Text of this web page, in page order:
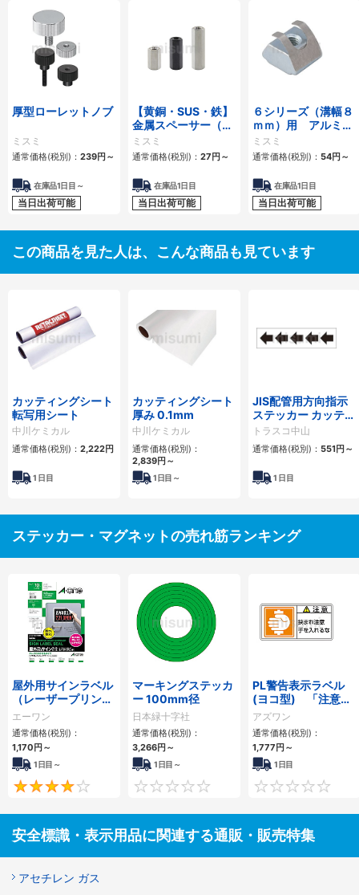
厚型ローレットノブ
ミスミ
通常価格(税別)： 239円 ～
在庫品1日目～
当日出荷可能
【黄銅・SUS・鉄】
金属スペーサー（小
径六角支柱） 両端め
ねじ
ミスミ
通常価格(税別)： 27円 ～
在庫品1日目
当日出荷可能
６シリーズ（溝幅８
ｍｍ）用 アルミフ
レーム用後入れ短め
ナット
ミスミ
通常価格(税別)： 54円 ～
在庫品1日目
当日出荷可能
この商品を見た人は、こんな商品も見ています
カッティングシート
転写用シート
中川ケミカル
通常価格(税別)： 2,222円
1 日目
カッティングシート
厚み 0.1mm
中川ケミカル
通常価格(税別)：
2,839円 ～
1日目～
JIS配管用方向指示
ステッカー カッティ
ング文字タイプ
トラスコ中山
通常価格(税別)： 551円 ～
1 日目
ステッカー・マグネットの売れ筋ランキング
屋外用サインラベル
（レーザープリンタ
用） サインラベル
エーワン
通常価格(税別)：
1,170円 ～
1日目～
4.3
マーキングステッカ
ー 100mm径
日本緑十字社
通常価格(税別)：
3,266円 ～
1日目～
0
PL警告表示ラベル
(ヨコ型) 「注意
挟まれ注意 手を入
れるな」
アズワン
通常価格(税別)：
1,777円 ～
1日目
安全標識・表示用品に関連する通販・販売特集
アセチレン ガス